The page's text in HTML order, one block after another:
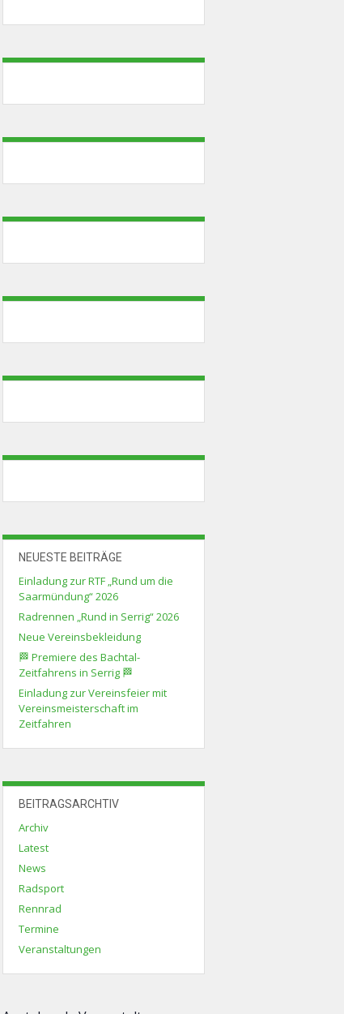
NEUESTE BEITRÄGE
Einladung zur RTF „Rund um die
Saarmündung“ 2026
Radrennen „Rund in Serrig“ 2026
Neue Vereinsbekleidung
🏁 Premiere des Bachtal-
Zeitfahrens in Serrig 🏁
Einladung zur Vereinsfeier mit
Vereinsmeisterschaft im
Zeitfahren
BEITRAGSARCHTIV
Archiv
Latest
News
Radsport
Rennrad
Termine
Veranstaltungen